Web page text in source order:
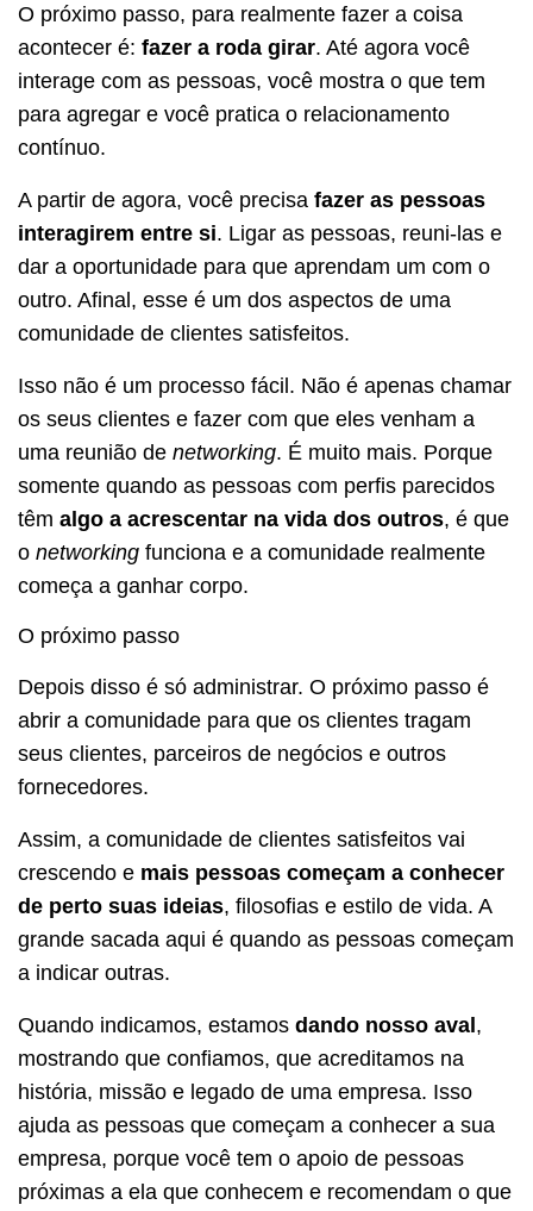
O próximo passo, para realmente fazer a coisa
acontecer é: fazer a roda girar. Até agora você
interage com as pessoas, você mostra o que tem
para agregar e você pratica o relacionamento
contínuo.
A partir de agora, você precisa fazer as pessoas
interagirem entre si. Ligar as pessoas, reuni-las e
dar a oportunidade para que aprendam um com o
outro. Afinal, esse é um dos aspectos de uma
comunidade de clientes satisfeitos.
Isso não é um processo fácil. Não é apenas chamar
os seus clientes e fazer com que eles venham a
uma reunião de networking. É muito mais. Porque
somente quando as pessoas com perfis parecidos
têm algo a acrescentar na vida dos outros, é que
o networking funciona e a comunidade realmente
começa a ganhar corpo.
O próximo passo
Depois disso é só administrar. O próximo passo é
abrir a comunidade para que os clientes tragam
seus clientes, parceiros de negócios e outros
fornecedores.
Assim, a comunidade de clientes satisfeitos vai
crescendo e mais pessoas começam a conhecer
de perto suas ideias, filosofias e estilo de vida. A
grande sacada aqui é quando as pessoas começam
a indicar outras.
Quando indicamos, estamos dando nosso aval,
mostrando que confiamos, que acreditamos na
história, missão e legado de uma empresa. Isso
ajuda as pessoas que começam a conhecer a sua
empresa, porque você tem o apoio de pessoas
próximas a ela que conhecem e recomendam o que